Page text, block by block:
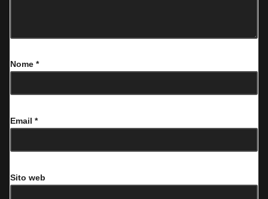
Nome *
Email *
Sito web